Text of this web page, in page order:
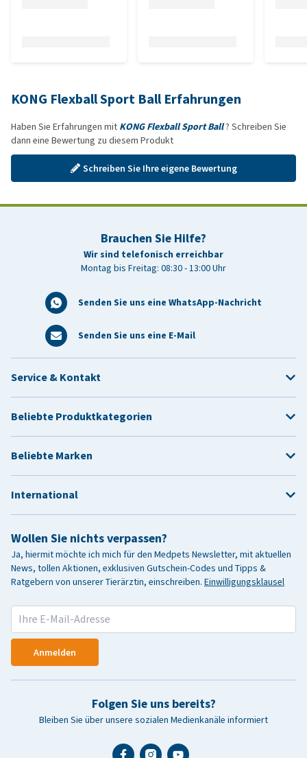
KONG Flexball Sport Ball Erfahrungen
Haben Sie Erfahrungen mit KONG Flexball Sport Ball? Schreiben Sie
dann eine Bewertung zu diesem Produkt
Schreiben Sie Ihre eigene Bewertung
Brauchen Sie Hilfe?
Wir sind telefonisch erreichbar
Montag bis Freitag: 08:30 - 13:00 Uhr
Senden Sie uns eine WhatsApp-Nachricht
Senden Sie uns eine E-Mail
Wollen Sie nichts verpassen?
Ja, hiermit möchte ich mich für den Medpets Newsletter, mit aktuellen
News, tollen Aktionen, exklusiven Gutschein-Codes und Tipps &
Ratgebern von unserer Tierärztin, einschreiben. Einwilligungsklausel
Anmelden
Folgen Sie uns bereits?
Bleiben Sie über unsere sozialen Medienkanäle informiert
Service & Kontakt
Beliebte Produktkategorien
Beliebte Marken
International